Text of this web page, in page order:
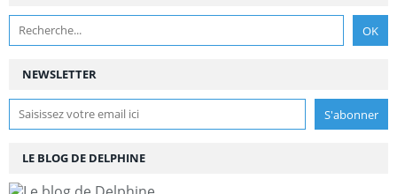
NEWSLETTER
LE BLOG DE DELPHINE